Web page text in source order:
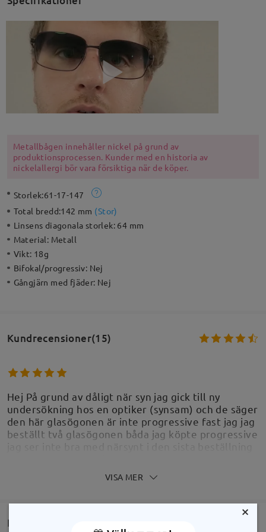
Metallbågen innehåller nickel på grund av
produktionsprocessen. Kunder med en historia av
nickelallergi bör vara försiktiga när de köper.
Storlek:61-17-147
Total bredd:142 mm (Stor)
Linsens diagonala storlek: 64 mm
Material: Metall
Vikt: 18g
Bifokal/progressiv: Nej
Gångjärn med fjäder: Nej
Kundrecensioner(15)
Hej På grund av dåligt när syn jag gick till ny
undersökning hos en optiker (synsam) och de säger
den här glasögonen är inte progressive fast jag jag
beställt två glasögonen båda jag köpte progressive
May 13 , 2025VISA MER
FRÅGOR OCH SVAR(1)
×